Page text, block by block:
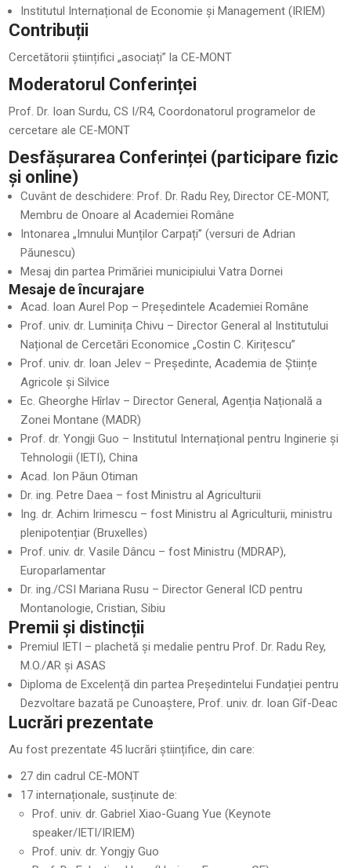
Institutul Internațional de Economie și Management (IRIEM)
Contribuții
Cercetătorii științifici „asociați” la CE-MONT
Moderatorul Conferinței
Prof. Dr. Ioan Surdu, CS I/R4, Coordonatorul programelor de
cercetare ale CE-MONT
Desfășurarea Conferinței (participare fizic
și online)
Cuvânt de deschidere: Prof. Dr. Radu Rey, Director CE-MONT,
Membru de Onoare al Academiei Române
Intonarea „Imnului Munților Carpați” (versuri de Adrian
Păunescu)
Mesaj din partea Primăriei municipiului Vatra Dornei
Mesaje de încurajare
Acad. Ioan Aurel Pop – Președintele Academiei Române
Prof. univ. dr. Luminița Chivu – Director General al Institutului
Național de Cercetări Economice „Costin C. Kirițescu”
Prof. univ. dr. Ioan Jelev – Președinte, Academia de Științe
Agricole și Silvice
Ec. Gheorghe Hîrlav – Director General, Agenția Națională a
Zonei Montane (MADR)
Prof. dr. Yongji Guo – Institutul Internațional pentru Inginerie și
Tehnologii (IETI), China
Acad. Ion Păun Otiman
Dr. ing. Petre Daea – fost Ministru al Agriculturii
Ing. dr. Achim Irimescu – fost Ministru al Agriculturii, ministru
plenipotențiar (Bruxelles)
Prof. univ. dr. Vasile Dâncu – fost Ministru (MDRAP),
Europarlamentar
Dr. ing./CSI Mariana Rusu – Director General ICD pentru
Montanologie, Cristian, Sibiu
Premii și distincții
Premiul IETI – plachetă și medalie pentru Prof. Dr. Radu Rey,
M.O./AR și ASAS
Diploma de Excelență din partea Președintelui Fundației pentru
Dezvoltare bazată pe Cunoaștere, Prof. univ. dr. Ioan Gîf-Deac
Lucrări prezentate
Au fost prezentate 45 lucrări științifice, din care:
27 din cadrul CE-MONT
17 internaționale, susținute de:
Prof. univ. dr. Gabriel Xiao-Guang Yue (Keynote
speaker/IETI/IRIEM)
Prof. univ. dr. Yongjy Guo